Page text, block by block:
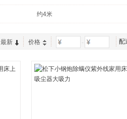
约4米
最新 价格 - 配